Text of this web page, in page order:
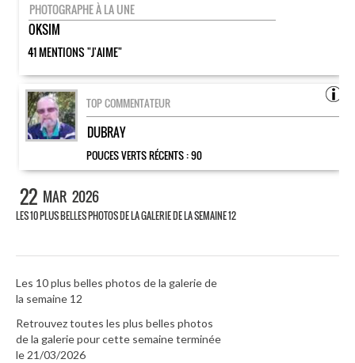
PHOTOGRAPHE À LA UNE
OKSIM
41 MENTIONS "J'AIME"
TOP COMMENTATEUR
DUBRAY
POUCES VERTS RÉCENTS :90
22 MAR 2026
LES 10 PLUS BELLES PHOTOS DE LA GALERIE DE LA SEMAINE 12
Les 10 plus belles photos de la galerie de
la semaine 12
Retrouvez toutes les plus belles photos
de la galerie pour cette semaine terminée
le 21/03/2026